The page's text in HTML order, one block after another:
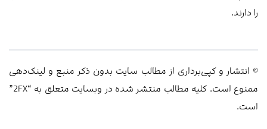
را دارند.
© انتشار و کپی‌برداری از مطالب سایت بدون ذکر منبع و لینک‌دهی
ممنوع است. کلیه مطالب منتشر شده در وبسایت متعلق به “2FX”
است.